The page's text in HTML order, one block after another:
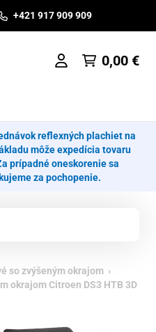
+421 917 909 909
0,00 €
reflexných plachiet na
môže expedícia tovaru
prípadné oneskorenie sa
za pochopenie.
so zvýšeným okrajom ›
okrajom Citroen DS3 HTB 3D